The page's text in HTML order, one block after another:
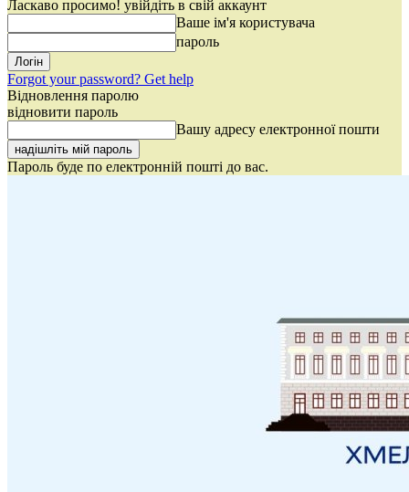
Ласкаво просимо! увійдіть в свій аккаунт
Ваше ім'я користувача
пароль
Forgot your password? Get help
Відновлення паролю
відновити пароль
Вашу адресу електронної пошти
Пароль буде по електронній пошті до вас.